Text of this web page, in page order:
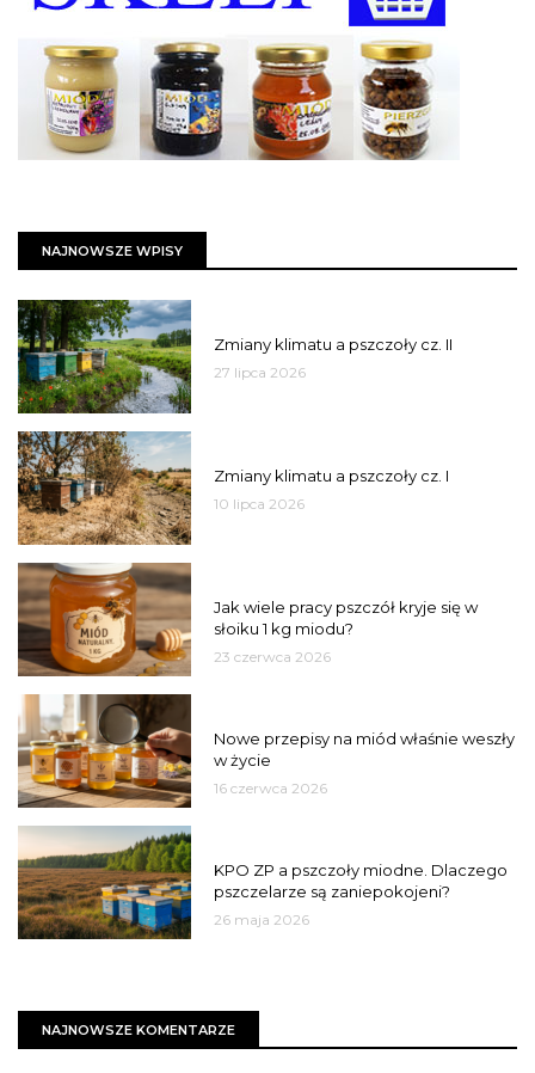
NAJNOWSZE WPISY
Zmiany klimatu a pszczoły cz. II
27 lipca 2026
Zmiany klimatu a pszczoły cz. I
10 lipca 2026
Jak wiele pracy pszczół kryje się w
słoiku 1 kg miodu?
23 czerwca 2026
Nowe przepisy na miód właśnie weszły
w życie
16 czerwca 2026
KPO ZP a pszczoły miodne. Dlaczego
pszczelarze są zaniepokojeni?
26 maja 2026
NAJNOWSZE KOMENTARZE